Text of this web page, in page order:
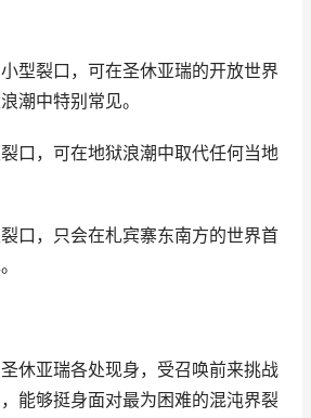
裂口，可在圣休亚瑞的开放世界
潮中特别常见。
，可在地狱浪潮中取代任何当地
，只会在札宾寨东南方的世界首
亚瑞各处现身，受召唤前来挑战
能够挺身面对最为困难的混沌界裂